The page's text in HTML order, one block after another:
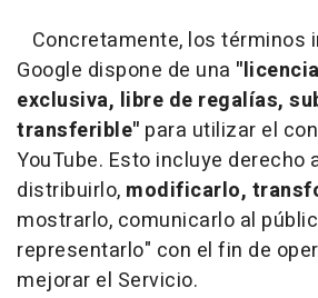
Concretamente, los términos
Google dispone de una
exclusiva, libre de regalías,
transferible" para utilizar el
YouTube. Esto incluye derecho
distribuirlo, modificarlo,
mostrarlo, comunicarlo al
representarlo" con el fin de
mejorar el Servicio.